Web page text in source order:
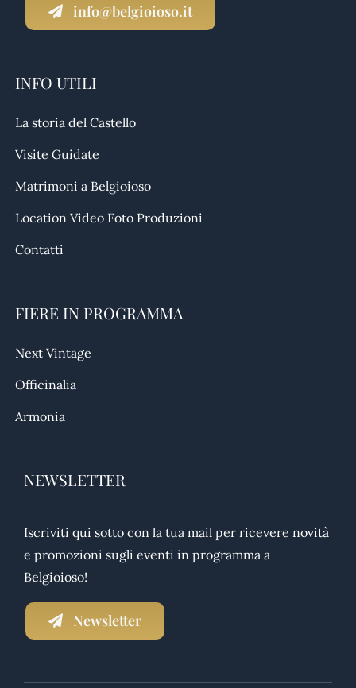
info@belgioioso.it
INFO UTILI
La storia del Castello
Visite Guidate
Matrimoni a Belgioioso
Location Video Foto Produzioni
Contatti
FIERE IN PROGRAMMA
Next Vintage
Officinalia
Armonia
NEWSLETTER
Iscriviti qui sotto con la tua mail per ricevere novità
e promozioni sugli eventi in programma a
Belgioioso!
Newsletter